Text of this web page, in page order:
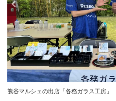
熊谷マルシェの出店「各務ガラス工房」